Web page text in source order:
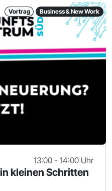
Vortrag Business & New Work
13:00 - 14:00 Uhr
kleinen Schritten